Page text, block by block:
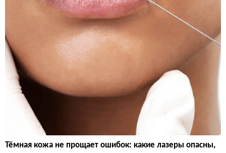
Тёмная кожа не прощает ошибок: какие лазеры опасны,